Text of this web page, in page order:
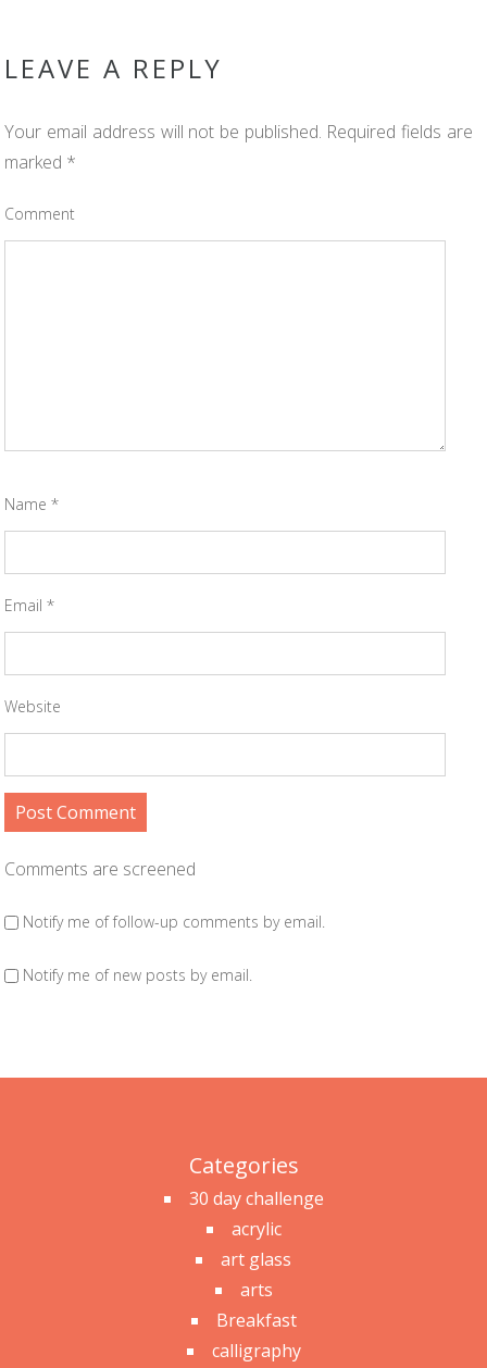
LEAVE A REPLY
Your email address will not be published. Required fields are
marked *
Comment
Name*
Email*
Website
Comments are screened
Notify me of follow-up comments by email.
Notify me of new posts by email.
Categories
30 day challenge
acrylic
art glass
arts
Breakfast
calligraphy